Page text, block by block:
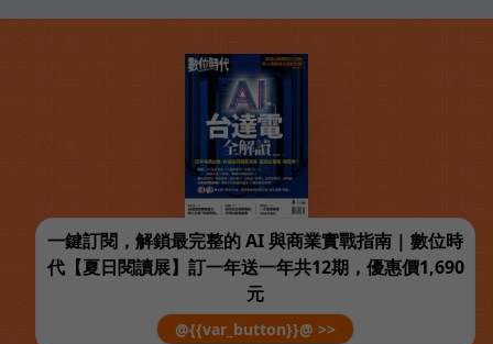
一鍵訂閱，解鎖最完整的 AI 與商業實戰指南 | 數位時
代【夏日閱讀展】訂一年送一年共12期，優惠價1,690
元
@{{var_button}}@ >>